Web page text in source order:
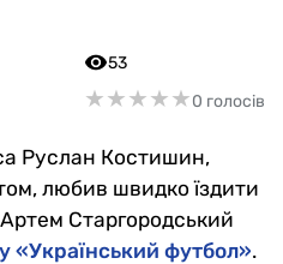
53
★★★★★
★★★★★0 голосів
Руслан Костишин,
любив швидко їздити
Старгородський
«Український футбол».